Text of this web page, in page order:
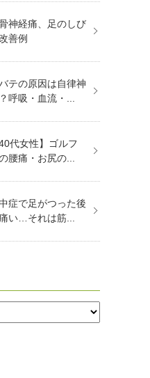
神経痛、足のしび
善例
テの原因は自律神
呼吸・血流・...
40代女性】ゴルフ
腰痛・お尻の...
症で足がつった後
い…それは筋...